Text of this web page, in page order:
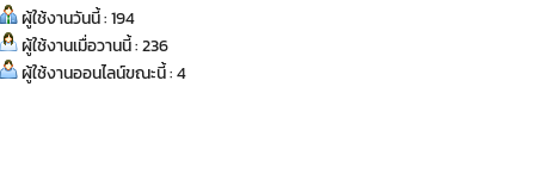
ผู้ใช้งานวันนี้ : 194
ผู้ใช้งานเมื่อวานนี้ : 236
ผู้ใช้งานออนไลน์ขณะนี้ : 4